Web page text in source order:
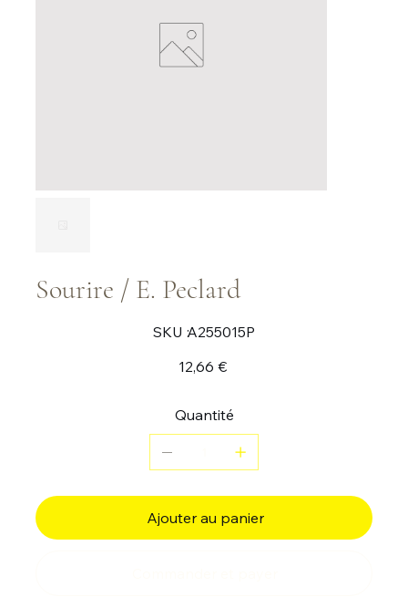
Sourire / E. Peclard
SKU :SKU
A255015P
A255015P
12,66 €
Quantité
Ajouter au panier